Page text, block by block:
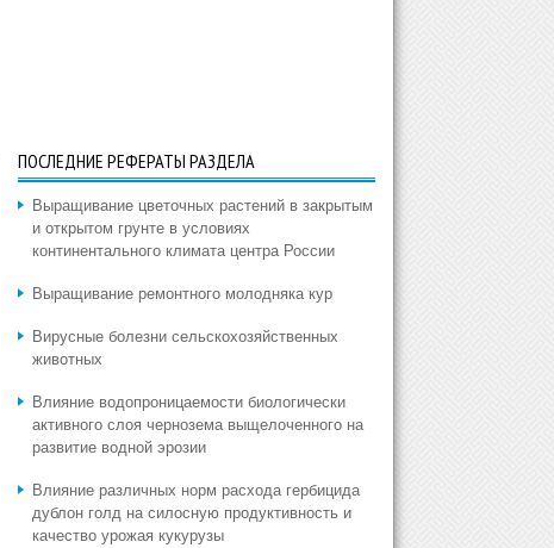
ПОСЛЕДНИЕ РЕФЕРАТЫ РАЗДЕЛА
Выращивание цветочных растений в закрытым
и открытом грунте в условиях
континентального климата центра России
Выращивание ремонтного молодняка кур
Вирусные болезни сельскохозяйственных
животных
Влияние водопроницаемости биологически
активного слоя чернозема выщелоченного на
развитие водной эрозии
Влияние различных норм расхода гербицида
дублон голд на силосную продуктивность и
качество урожая кукурузы